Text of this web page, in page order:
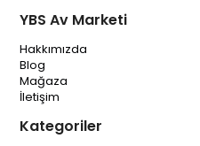
YBS Av Marketi
Hakkımızda
Blog
Mağaza
İletişim
Kategoriler